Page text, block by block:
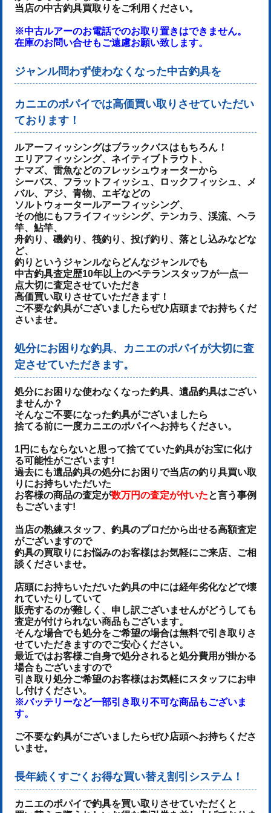
当店の中古釣具買取りをご利用ください。
※中古ルアーのお電話でのお取り置きはできません。
在庫のお問い合せもご遠慮お願い致します。
ジャンル問わず使わなくなった中古釣具を
カニエのポパイでは高価買い取りさせていただい
ております！
ルアーフィッシングはブラックバスはもちろん！
エリアフィッシング、ネイティブトラウト、
ナマズ、雷魚などのフレッシュウォーターから
シーバス、フラットフィッシュ、ロックフィッシュ、メ
バル、アジ、青物、 エギなどの
ソルトウォータールアーフィッシング、
その他にもフライフィッシング、テンカラ、渓流、ヘラ
竿、鮎竿、
舟釣り、磯釣り、筏釣り、投げ釣り、落とし込みなどな
ど、
釣りというジャンルならどんなジャンルでも
中古釣具査定歴10年以上のベテランスタッフが一点一
点大切に査定させていただき
高価買い取りさせていただきます！
ご不要な釣具がございましたらぜひ店頭までお持ちくだ
さいませ。
処分にお困りな釣具、カニエのポパイが大切に査
定させていただきます。
処分にお困りな使わなくなった釣具、遺品釣具はござい
ませんか？
そんなご不要になった釣具がございましたら
捨てる前に一度カニエのポパイへお持ちください。
1円にもならないと思って捨てていた釣具がお宝に化け
る可能性がございます!
過去にも遺品釣具の処分にお困りで当店の釣り具買い取
りにお持ちいただいた
お客様の商品の査定が数万円の査定が付いたと言う事例
もございます!
当店の熟練スタッフ、釣具のプロだから出せる高額査定
がございますので
釣具の買取りにお悩みのお客様はお気軽にご来店、ご相
談くださいませ。
店頭にお持ちいただいた釣具の中には経年劣化などで壊
れていたりしていて
販売するのが難しく、申し訳ございませんがどうしても
査定が付けられない商品もございます。
そんな場合でも処分をご希望の場合は無料で引き取りさ
せていただきますのでご安心ください。
最近ではお客様ご自身で処分されると処分費用が掛かる
場合もございますので
引き取り処分ご希望のお客様はお気軽にスタッフにお申
し付けください。
※バッテリーなど一部引き取り不可な商品もございま
す。
ご不要な釣具がございましたらぜひ店頭へお持ちくださ
いませ。
長年続くすごくお得な買い替え割引システム！
カニエのポパイで釣具を買い取りさせていただくと